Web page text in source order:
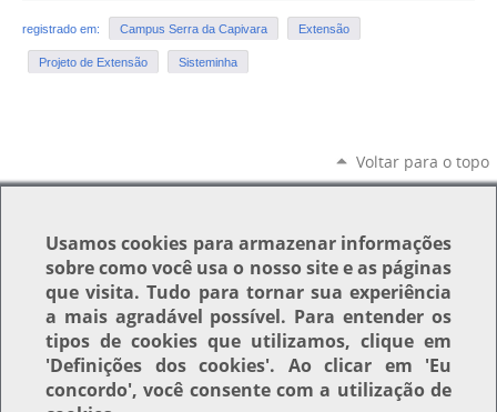
registrado em: Campus Serra da Capivara Extensão
Projeto de Extensão Sisteminha
Voltar para o topo
Usamoscookies para armazenar informações
sobre como você usa o nosso site e as páginas
que visita. Tudo para tornar sua experiência
a mais agradável possível. Para entender os
tipos de cookies que utilizamos, clique em
'Definições dos cookies'. Ao clicar em 'Eu
concordo', você consente com a utilização de